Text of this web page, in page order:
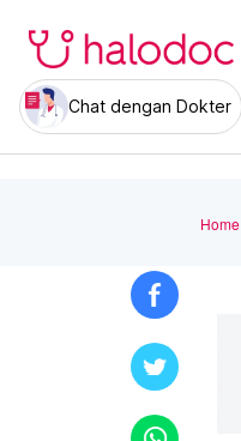
Chat dengan Dokter
Home